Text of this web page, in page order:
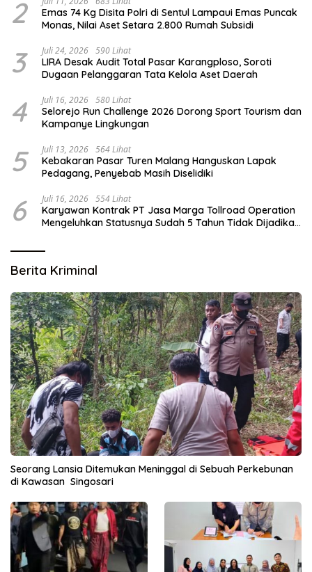
2
Emas 74 Kg Disita Polri di Sentul Lampaui Emas Puncak
Monas, Nilai Aset Setara 2.800 Rumah Subsidi
3 Juli 24, 2026 590 Lihat
LIRA Desak Audit Total Pasar Karangploso, Soroti
Dugaan Pelanggaran Tata Kelola Aset Daerah
4 Juli 16, 2026 580 Lihat
Selorejo Run Challenge 2026 Dorong Sport Tourism dan
Kampanye Lingkungan
5 Juli 13, 2026 564 Lihat
Kebakaran Pasar Turen Malang Hanguskan Lapak
Pedagang, Penyebab Masih Diselidiki
6 Juli 16, 2026 554 Lihat
Karyawan Kontrak PT Jasa Marga Tollroad Operation
Mengeluhkan Statusnya Sudah 5 Tahun Tidak Dijadikan
Berita Kriminal
Seorang Lansia Ditemukan Meninggal di Sebuah Perkebunan
di Kawasan Singosari